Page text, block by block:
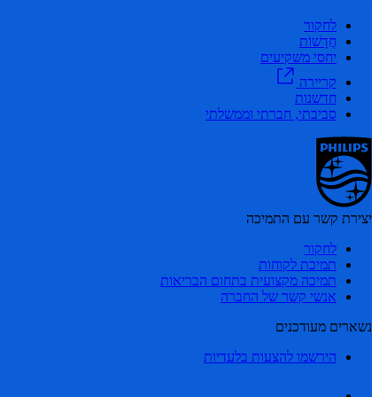
לחקור
חֲדָשׁוֹת
יחסי משקיעים
קריירה
חדשנות
סביבתי, חברתי וממשלתי
יצירת קשר עם התמיכה
לחקור
תמיכת לקוחות
תמיכה מקצועית בתחום הבריאות
אנשי קשר של החברה
נשארים מעודכנים
הירשמו להצעות בלעדיות